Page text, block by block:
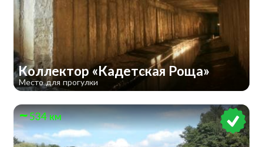
Коллектор «Кадетская Роща»
Место для прогулки
534 км